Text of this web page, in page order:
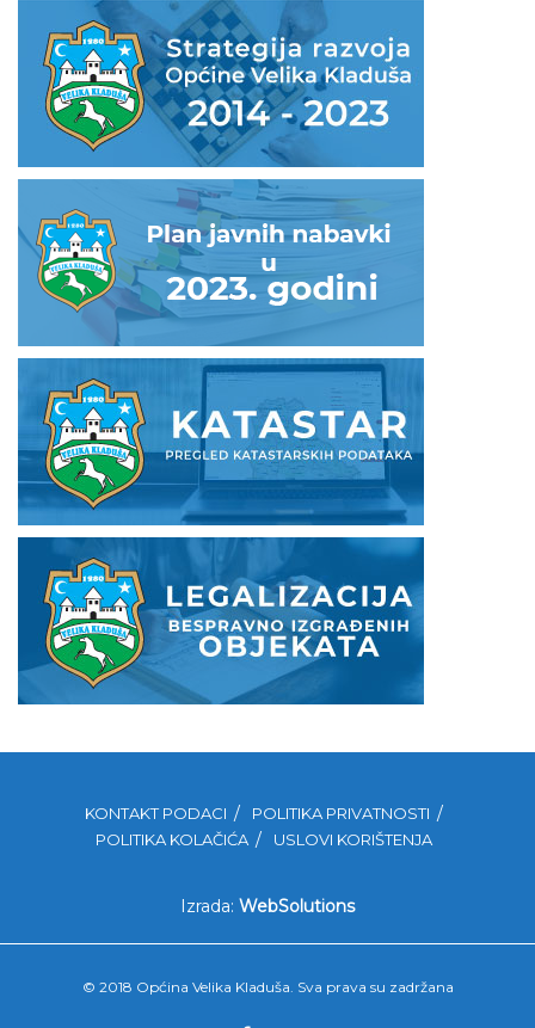
KONTAKT PODACI
POLITIKA PRIVATNOSTI
POLITIKA KOLAČIĆA
USLOVI KORIŠTENJA
Izrada: WebSolutions
© 2018 Općina Velika Kladuša. Sva prava su zadržana